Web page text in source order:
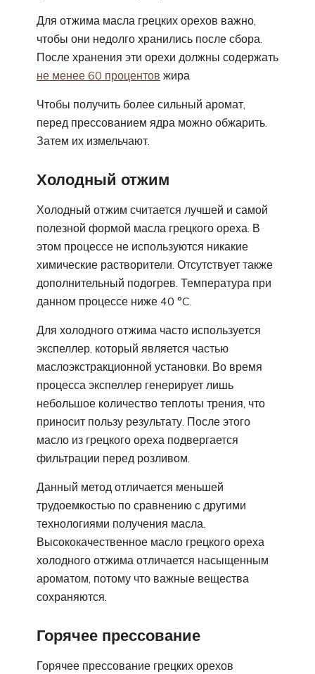
Для отжима масла грецких орехов важно,
чтобы они недолго хранились после сбора.
После хранения эти орехи должны содержать
не менее 60 процентов жира
Чтобы получить более сильный аромат,
перед прессованием ядра можно обжарить.
Затем их измельчают.
Холодный отжим
Холодный отжим считается лучшей и самой
полезной формой масла грецкого ореха. В
этом процессе не используются никакие
химические растворители. Отсутствует также
дополнительный подогрев. Температура при
данном процессе ниже 40 °C.
Для холодного отжима часто используется
экспеллер, который является частью
маслоэкстракционной установки. Во время
процесса экспеллер генерирует лишь
небольшое количество теплоты трения, что
приносит пользу результату. После этого
масло из грецкого ореха подвергается
фильтрации перед розливом.
Данный метод отличается меньшей
трудоемкостью по сравнению с другими
технологиями получения масла.
Высококачественное масло грецкого ореха
холодного отжима отличается насыщенным
ароматом, потому что важные вещества
сохраняются.
Горячее прессование
Горячее прессование грецких орехов